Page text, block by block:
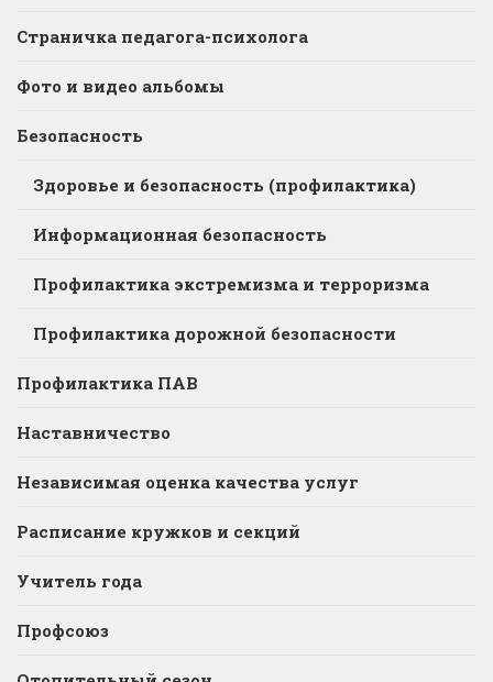
Страничка педагога-психолога
Фото и видео альбомы
Безопасность
Здоровье и безопасность (профилактика)
Информационная безопасность
Профилактика экстремизма и терроризма
Профилактика дорожной безопасности
Профилактика ПАВ
Наставничество
Независимая оценка качества услуг
Расписание кружков и секций
Учитель года
Профсоюз